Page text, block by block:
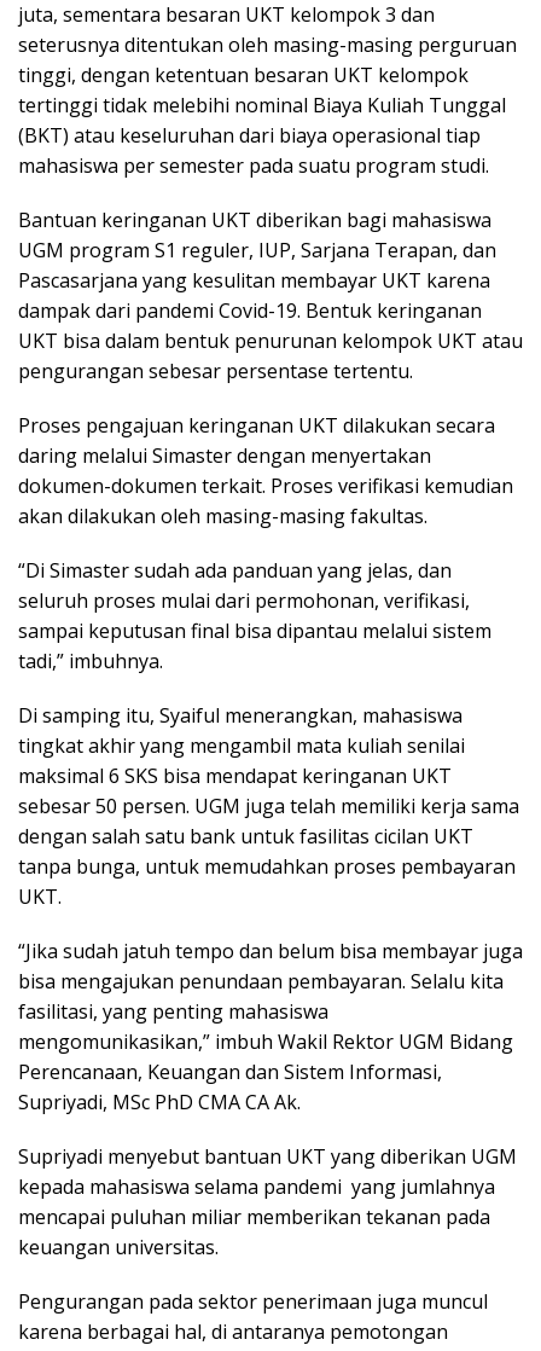
juta, sementara besaran UKT kelompok 3 dan
seterusnya ditentukan oleh masing-masing perguruan
tinggi, dengan ketentuan besaran UKT kelompok
tertinggi tidak melebihi nominal Biaya Kuliah Tunggal
(BKT) atau keseluruhan dari biaya operasional tiap
mahasiswa per semester pada suatu program studi.
Bantuan keringanan UKT diberikan bagi mahasiswa
UGM program S1 reguler, IUP, Sarjana Terapan, dan
Pascasarjana yang kesulitan membayar UKT karena
dampak dari pandemi Covid-19. Bentuk keringanan
UKT bisa dalam bentuk penurunan kelompok UKT atau
pengurangan sebesar persentase tertentu.
Proses pengajuan keringanan UKT dilakukan secara
daring melalui Simaster dengan menyertakan
dokumen-dokumen terkait. Proses verifikasi kemudian
akan dilakukan oleh masing-masing fakultas.
“Di Simaster sudah ada panduan yang jelas, dan
seluruh proses mulai dari permohonan, verifikasi,
sampai keputusan final bisa dipantau melalui sistem
tadi,” imbuhnya.
Di samping itu, Syaiful menerangkan, mahasiswa
tingkat akhir yang mengambil mata kuliah senilai
maksimal 6 SKS bisa mendapat keringanan UKT
sebesar 50 persen. UGM juga telah memiliki kerja sama
dengan salah satu bank untuk fasilitas cicilan UKT
tanpa bunga, untuk memudahkan proses pembayaran
UKT.
“Jika sudah jatuh tempo dan belum bisa membayar juga
bisa mengajukan penundaan pembayaran. Selalu kita
fasilitasi, yang penting mahasiswa
mengomunikasikan,” imbuh Wakil Rektor UGM Bidang
Perencanaan, Keuangan dan Sistem Informasi,
Supriyadi, MSc PhD CMA CA Ak.
Supriyadi menyebut bantuan UKT yang diberikan UGM
kepada mahasiswa selama pandemi yang jumlahnya
mencapai puluhan miliar memberikan tekanan pada
keuangan universitas.
Pengurangan pada sektor penerimaan juga muncul
karena berbagai hal, di antaranya pemotongan